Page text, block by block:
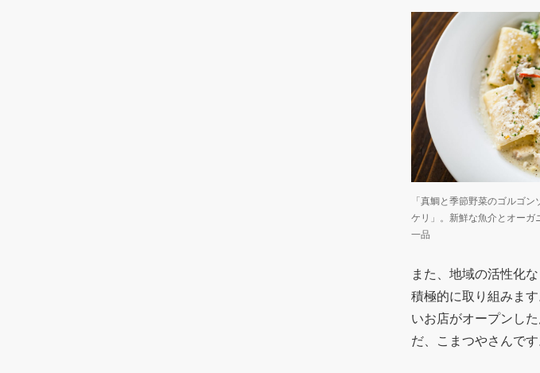
「真鯛と季節野菜のゴルゴ
ケリ」。新鮮な魚介とオー
一品
また、地域の活性化
積極的に取り組みま
いお店がオープンし
だ、こまつやさんです